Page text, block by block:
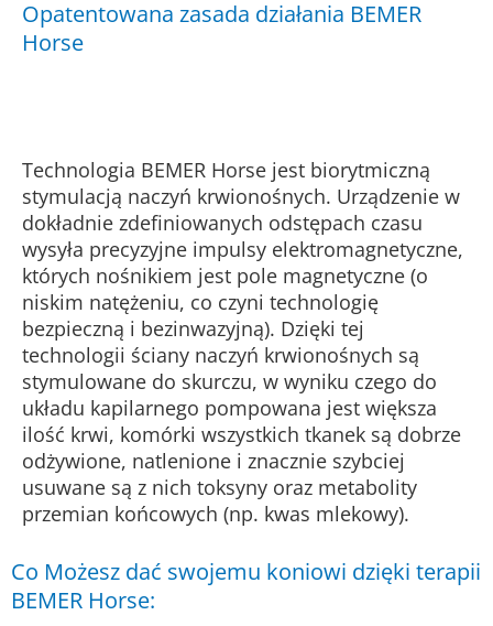
Opatentowana zasada działania BEMER
Horse
Technologia BEMER Horse jest biorytmiczną
stymulacją naczyń krwionośnych. Urządzenie w
dokładnie zdefiniowanych odstępach czasu
wysyła precyzyjne impulsy elektromagnetyczne,
których nośnikiem jest pole magnetyczne (o
niskim natężeniu, co czyni technologię
bezpieczną i bezinwazyjną). Dzięki tej
technologii ściany naczyń krwionośnych są
stymulowane do skurczu, w wyniku czego do
układu kapilarnego pompowana jest większa
ilość krwi, komórki wszystkich tkanek są dobrze
odżywione, natlenione i znacznie szybciej
usuwane są z nich toksyny oraz metabolity
przemian końcowych (np. kwas mlekowy).
Co Możesz dać swojemu koniowi dzięki terapii
BEMER Horse: